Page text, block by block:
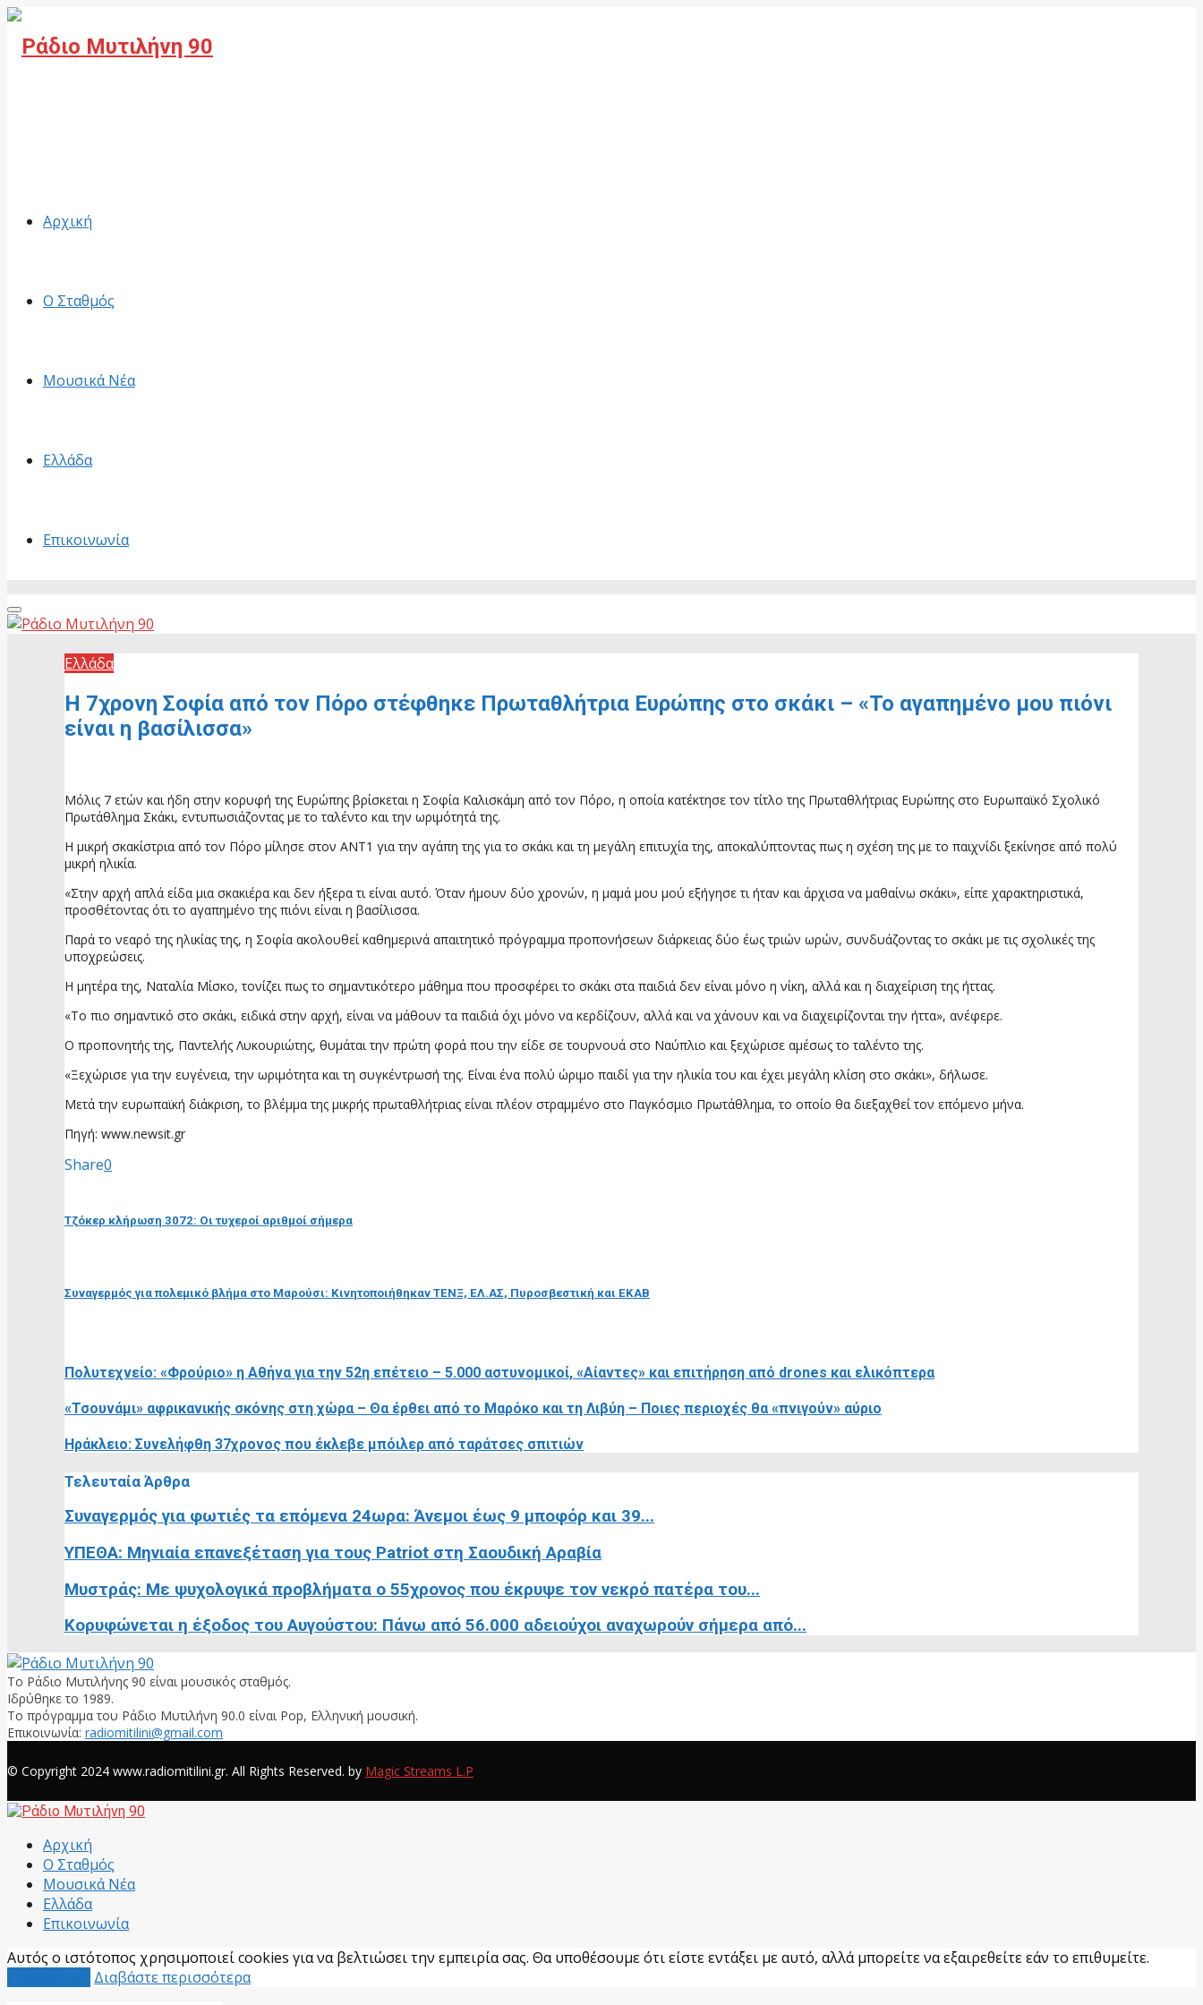
Αρχική
Ο Σταθμός
Μουσικά Νέα
Ελλάδα
Επικοινωνία
Primary
Menu
Ελλάδα
Η 7χρονη Σοφία από τον Πόρο στέφθηκε Πρωταθλήτρια Ευρώπης στο σκάκι – «Το αγαπημένο μου πιόνι
είναι η βασίλισσα»
Μόλις 7 ετών και ήδη στην κορυφή της Ευρώπης βρίσκεται η Σοφία Καλισκάμη από τον Πόρο, η οποία κατέκτησε τον τίτλο της Πρωταθλήτριας Ευρώπης στο Ευρωπαϊκό Σχολικό
Πρωτάθλημα Σκάκι, εντυπωσιάζοντας με το ταλέντο και την ωριμότητά της.
Η μικρή σκακίστρια από τον Πόρο μίλησε στον ΑΝΤ1 για την αγάπη της για το σκάκι και τη μεγάλη επιτυχία της, αποκαλύπτοντας πως η σχέση της με το παιχνίδι ξεκίνησε από πολύ
μικρή ηλικία.
«Στην αρχή απλά είδα μια σκακιέρα και δεν ήξερα τι είναι αυτό. Όταν ήμουν δύο χρονών, η μαμά μου μού εξήγησε τι ήταν και άρχισα να μαθαίνω σκάκι», είπε χαρακτηριστικά,
προσθέτοντας ότι το αγαπημένο της πιόνι είναι η βασίλισσα.
Παρά το νεαρό της ηλικίας της, η Σοφία ακολουθεί καθημερινά απαιτητικό πρόγραμμα προπονήσεων διάρκειας δύο έως τριών ωρών, συνδυάζοντας το σκάκι με τις σχολικές της
υποχρεώσεις.
Η μητέρα της, Ναταλία Μίσκο, τονίζει πως το σημαντικότερο μάθημα που προσφέρει το σκάκι στα παιδιά δεν είναι μόνο η νίκη, αλλά και η διαχείριση της ήττας.
«Το πιο σημαντικό στο σκάκι, ειδικά στην αρχή, είναι να μάθουν τα παιδιά όχι μόνο να κερδίζουν, αλλά και να χάνουν και να διαχειρίζονται την ήττα», ανέφερε.
Ο προπονητής της, Παντελής Λυκουριώτης, θυμάται την πρώτη φορά που την είδε σε τουρνουά στο Ναύπλιο και ξεχώρισε αμέσως το ταλέντο της.
«Ξεχώρισε για την ευγένεια, την ωριμότητα και τη συγκέντρωσή της. Είναι ένα πολύ ώριμο παιδί για την ηλικία του και έχει μεγάλη κλίση στο σκάκι», δήλωσε.
Μετά την ευρωπαϊκή διάκριση, το βλέμμα της μικρής πρωταθλήτριας είναι πλέον στραμμένο στο Παγκόσμιο Πρωτάθλημα, το οποίο θα διεξαχθεί τον επόμενο μήνα.
Πηγή: www.newsit.gr
Share0
Τζόκερ κλήρωση 3072: Οι τυχεροί αριθμοί σήμερα
Συναγερμός για πολεμικό βλήμα στο Μαρούσι: Κινητοποιήθηκαν ΤΕΝΞ, ΕΛ.ΑΣ, Πυροσβεστική και ΕΚΑΒ
Πολυτεχνείο: «Φρούριο» η Αθήνα για την 52η επέτειο – 5.000 αστυνομικοί, «Αίαντες» και επιτήρηση από drones και ελικόπτερα
«Τσουνάμι» αφρικανικής σκόνης στη χώρα – Θα έρθει από το Μαρόκο και τη Λιβύη – Ποιες περιοχές θα «πνιγούν» αύριο
Ηράκλειο: Συνελήφθη 37χρονος που έκλεβε μπόιλερ από ταράτσες σπιτιών
Τελευταία Άρθρα
Συναγερμός για φωτιές τα επόμενα 24ωρα: Άνεμοι έως 9 μποφόρ και 39...
ΥΠΕΘΑ: Μηνιαία επανεξέταση για τους Patriot στη Σαουδική Αραβία
Μυστράς: Με ψυχολογικά προβλήματα ο 55χρονος που έκρυψε τον νεκρό πατέρα του...
Κορυφώνεται η έξοδος του Αυγούστου: Πάνω από 56.000 αδειούχοι αναχωρούν σήμερα από...
Το Ράδιο Μυτιλήνης 90 είναι μουσικός σταθμός.
Ιδρύθηκε το 1989.
Το πρόγραμμα του Ράδιο Μυτιλήνη 90.0 είναι Pop, Ελληνική μουσική.
Επικοινωνία: radiomitilini@gmail.com
© Copyright 2024 www.radiomitilini.gr. All Rights Reserved. by Magic Streams L.P
Αρχική
Ο Σταθμός
Μουσικά Νέα
Ελλάδα
Επικοινωνία
Αυτός ο ιστότοπος χρησιμοποιεί cookies για να βελτιώσει την εμπειρία σας. Θα υποθέσουμε ότι είστε εντάξει με αυτό, αλλά μπορείτε να εξαιρεθείτε εάν το επιθυμείτε.
Διαβάστε περισσότερα